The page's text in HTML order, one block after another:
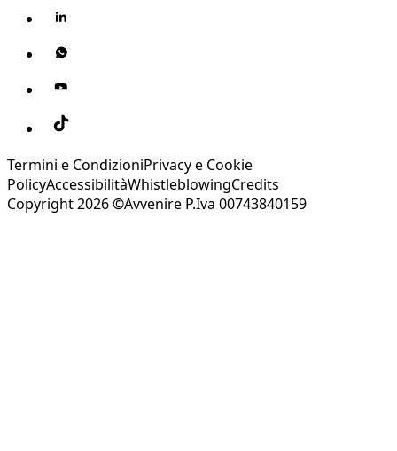
Termini e CondizioniPrivacy e Cookie
PolicyAccessibilitàWhistleblowingCredits
Copyright 2026 ©Avvenire P.Iva 00743840159